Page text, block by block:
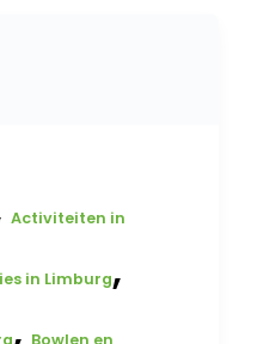
Activiteiten in
in Limburg,
,